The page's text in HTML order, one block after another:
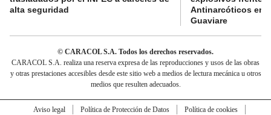
alta seguridad
Antinarcóticos en
Guaviare
© CARACOL S.A. Todos los derechos reservados.
CARACOL S.A. realiza una reserva expresa de las reproducciones y usos de las obras
y otras prestaciones accesibles desde este sitio web a medios de lectura mecánica u otros
medios que resulten adecuados.
Aviso legal Política de Protección de Datos
Política de cookies